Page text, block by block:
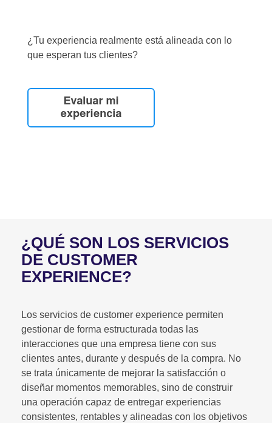
¿Tu experiencia realmente está alineada con lo
que esperan tus clientes?
¿QUÉ SON LOS SERVICIOS
DE CUSTOMER
EXPERIENCE?
Los servicios de customer experience permiten
gestionar de forma estructurada todas las
interacciones que una empresa tiene con sus
clientes antes, durante y después de la compra. No
se trata únicamente de mejorar la satisfacción o
diseñar momentos memorables, sino de construir
una operación capaz de entregar experiencias
consistentes, rentables y alineadas con los objetivos